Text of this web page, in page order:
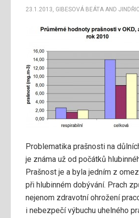
23.1.2013, GIBESOVÁ BEÁTA AND
Problematika prašnosti na
je známa už od počátků
Prašnost je a byla jedním z
při hlubinném dobývání. Prach
nejenom zdravotní ohrožení
i nebezpečí výbuchu uhelného